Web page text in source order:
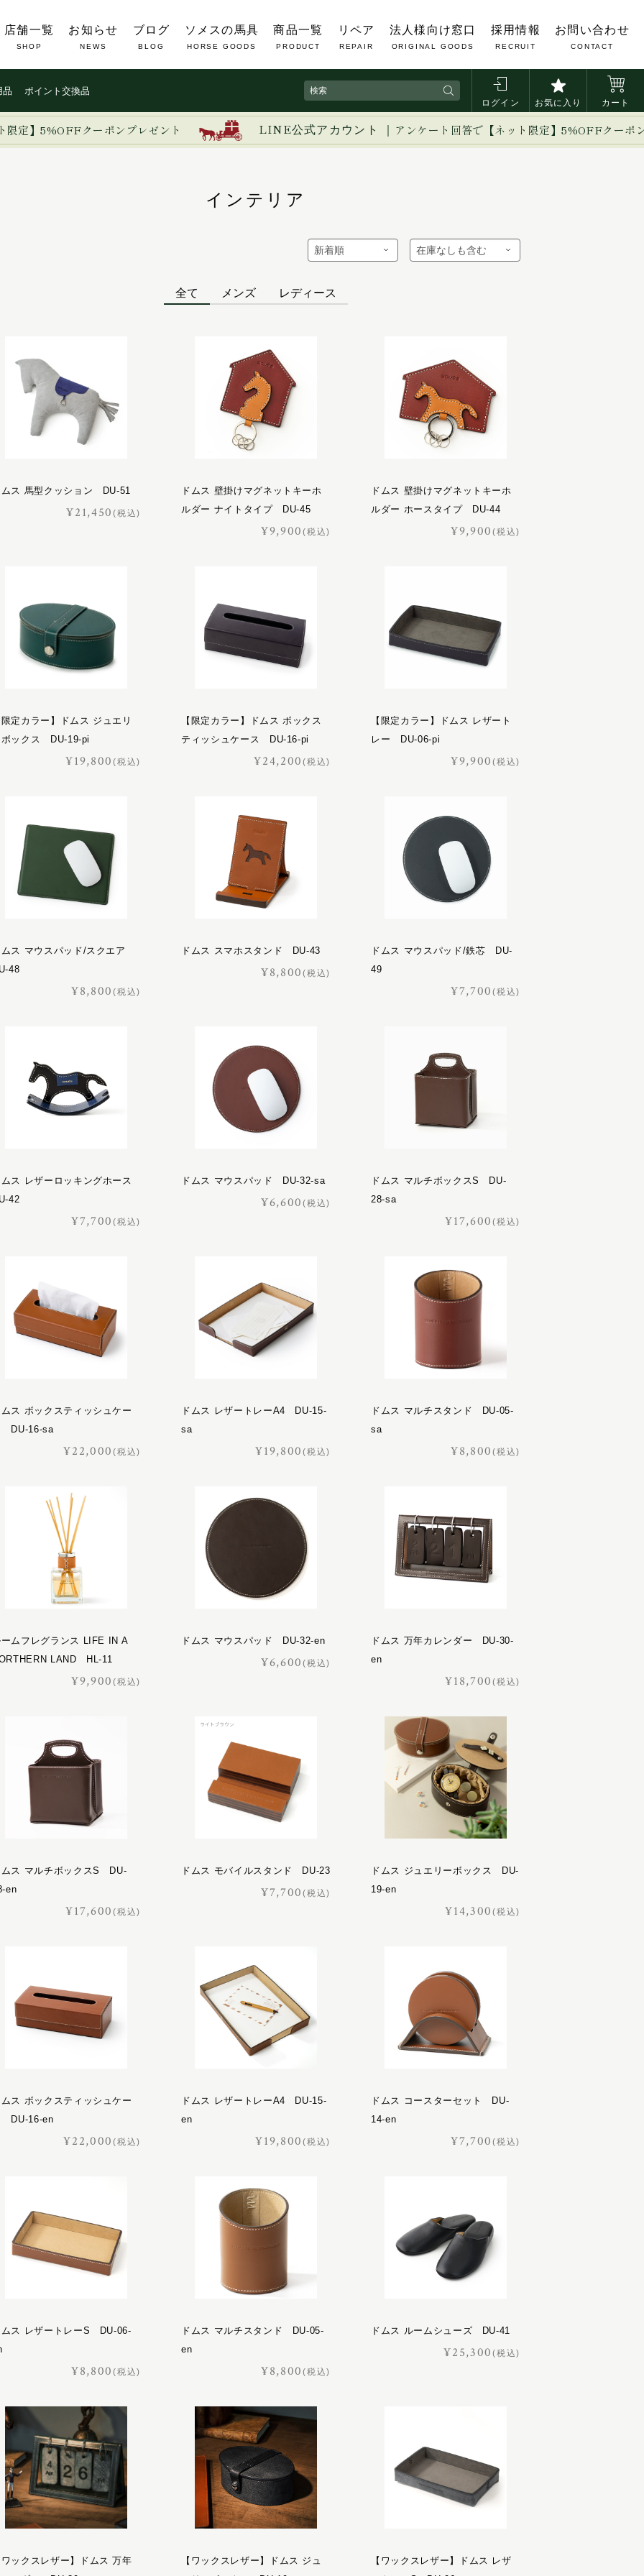
品 ポイント交換品
ログイン お気に入り カート
店舗一覧
SHOP
お知らせ
NEWS
ブログ
BLOG
ソメスの馬具
HORSE GOODS
商品一覧
PRODUCT
リペア
REPAIR
法人様向け窓口
ORIGINAL GOODS
採用情報
RECRUIT
お問い合わせ
CONTACT
限定】5%OFFクーポンプレゼント LINE公式アカウント ｜ アンケート回答で【ネット限定】5%OFFクーポ
インテリア
全て メンズ レディース
ス 馬型クッション DU-51
¥21,450(税込)
ドムス 壁掛けマグネットキーホ
ルダー ナイトタイプ DU-45
¥9,900(税込)
ドムス 壁掛けマグネットキーホ
ルダー ホースタイプ DU-44
¥9,900(税込)
定カラー】ドムス ジュエリ
ボックス DU-19-pi
¥19,800(税込)
【限定カラー】ドムス ボックス
ティッシュケース DU-16-pi
¥24,200(税込)
【限定カラー】ドムス レザート
レー DU-06-pi
¥9,900(税込)
ス マウスパッド/スクエア
48
¥8,800(税込)
ドムス スマホスタンド DU-43
¥8,800(税込)
ドムス マウスパッド/鉄芯 DU-
49
¥7,700(税込)
ス レザーロッキングホース
42
¥7,700(税込)
ドムス マウスパッド DU-32-sa
¥6,600(税込)
ドムス マルチボックスS DU-
28-sa
¥17,600(税込)
ス ボックスティッシュケー
DU-16-sa
¥22,000(税込)
ドムス レザートレーA4 DU-15-
sa
¥19,800(税込)
ドムス マルチスタンド DU-05-
sa
¥8,800(税込)
ムフレグランス LIFE IN A
LAND HL-11
¥9,900(税込)
ドムス マウスパッド DU-32-en
¥6,600(税込)
ドムス 万年カレンダー DU-30-
en
¥18,700(税込)
ムス マルチボックスS DU-
en
¥17,600(税込)
ドムス モバイルスタンド DU-23
¥7,700(税込)
ドムス ジュエリーボックス DU-
19-en
¥14,300(税込)
ス ボックスティッシュケー
DU-16-en
¥22,000(税込)
ドムス レザートレーA4 DU-15-
en
¥19,800(税込)
ドムス コースターセット DU-
14-en
¥7,700(税込)
ムス レザートレーS DU-06-
¥8,800(税込)
ドムス マルチスタンド DU-05-
en
¥8,800(税込)
ドムス ルームシューズ DU-41
¥25,300(税込)
ックスレザー】ドムス 万年
【ワックスレザー】ドムス ジュ
【ワックスレザー】ドムス レザ